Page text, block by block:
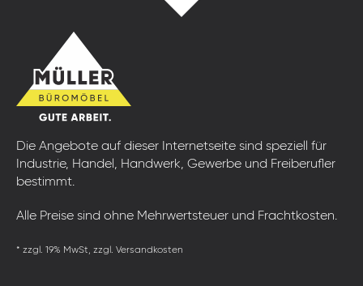
Die Angebote auf dieser Internetseite sind speziell für
Industrie, Handel, Handwerk, Gewerbe und Freiberufler
bestimmt.
Alle Preise sind ohne Mehrwertsteuer und Frachtkosten.
* zzgl. 19% MwSt, zzgl. Versandkosten